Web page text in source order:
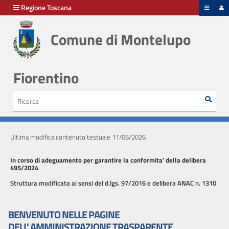
Regione Toscana
Comune di Montelupo
Fiorentino
Ultima modifica contenuto testuale 11/06/2026
In corso di adeguamento per garantire la conformita' della delibera
495/2024
Struttura modificata ai sensi del d.lgs. 97/2016 e delibera ANAC n. 1310
BENVENUTO NELLE PAGINE
menu
Disposizioni
generali
Organizzazione
Consulenti
e
Personale
concorso